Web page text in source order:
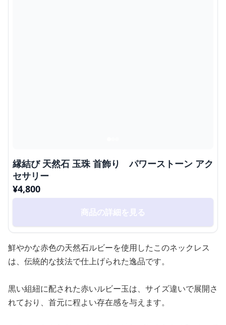
縁結び 天然石 玉珠 首飾り パワーストーン アク
セサリー
¥4,800
商品の詳細を見る
鮮やかな赤色の天然石ルビーを使用したこのネックレス
は、伝統的な技法で仕上げられた逸品です。
黒い組紐に配された赤いルビー玉は、サイズ違いで展開さ
れており、首元に程よい存在感を与えます。